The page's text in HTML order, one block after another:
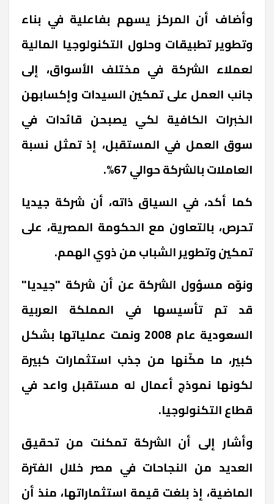
وأضاف أن المركز يسهم بفاعلية في بناء
وتطوير تطبيقات وحلول التكنولوجيا المالية
لعملاء الشركة في مختلف الأسواق، إلى
جانب العمل على تمكين السيدات وإكسابهن
الخبرات الكافية لكي يصبحن قائدات في
سوق العمل في المستقبل، إذ تمثل نسبة
العاملات بالشركة حوالي 67%.
كما أكد، في السياق ذاته، أن شركة جيديا
تحرص، بالتعاون مع الحكومة المصرية، على
تمكين وتطوير الشباب من ذوي الهمم.
ونوّه مسؤول الشركة عن أن شركة "جيديا"
قد تم تأسيسها في المملكة العربية
السعودية عام 2008 ونمت عملياتها بشكل
كبير، ما مكّنها من جذب استثمارات كبيرة
لكونها نموذج أعمال له مستقبل واعد في
قطاع التكنولوجيا.
وأشار إلى أن الشركة تمكنت من تحقيق
العديد من النجاحات في مصر خلال الفترة
الماضية، إذ بلغت قيمة استثماراتها، منذ أن